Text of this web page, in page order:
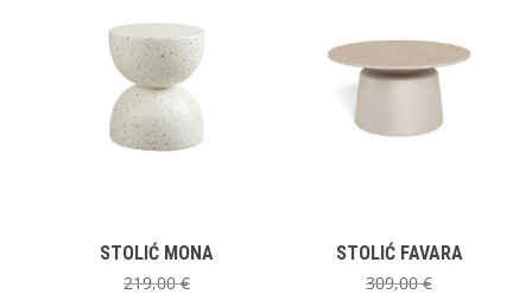
STOLIĆ MONA
219,00€
STOLIĆ FAVARA
309,00€